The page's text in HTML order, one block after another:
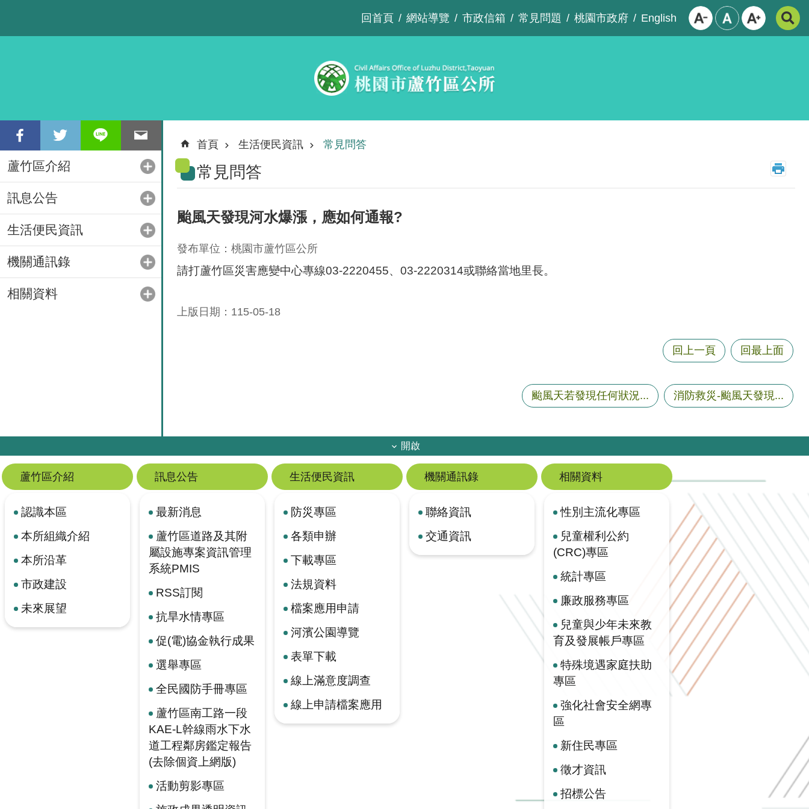
回首頁 網站導覽 市政信箱 常見問題 桃園市政府 English
蘆竹區介紹
訊息公告
生活便民資訊
機關通訊錄
相關資料
首頁 生活便民資訊 常見問答
常見問答
颱風天發現河水爆漲，應如何通報?
發布單位：桃園市蘆竹區公所
請打蘆竹區災害應變中心專線03-2220455、03-2220314或聯絡當地里長。
上版日期：115-05-18
回上一頁 回最上面
颱風天若發現任何狀況... 消防救災-颱風天發現...
開啟
蘆竹區介紹
認識本區
本所組織介紹
本所沿革
市政建設
未來展望
訊息公告
最新消息
蘆竹區道路及其附
屬設施專案資訊管理
系統PMIS
RSS訂閱
抗旱水情專區
促(電)協金執行成果
選舉專區
全民國防手冊專區
蘆竹區南工路一段
KAE-L幹線雨水下水
道工程鄰房鑑定報告
(去除個資上網版)
活動剪影專區
生活便民資訊
防災專區
各類申辦
下載專區
法規資料
檔案應用申請
河濱公園導覽
表單下載
線上滿意度調查
線上申請檔案應用
機關通訊錄
聯絡資訊
交通資訊
相關資料
性別主流化專區
兒童權利公約
(CRC)專區
統計專區
廉政服務專區
兒童與少年未來教
育及發展帳戶專區
特殊境遇家庭扶助
專區
強化社會安全網專
區
新住民專區
徵才資訊
招標公告